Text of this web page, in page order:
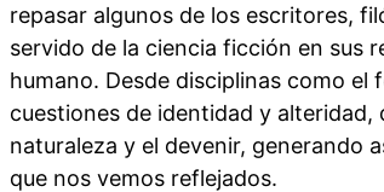
repasar algunos de los escritores,
servido de la ciencia ficción en sus
humano. Desde disciplinas como el
cuestiones de identidad y
naturaleza y el devenir, generando
que nos vemos reflejados.